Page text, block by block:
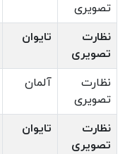
تصویری
نظارت
تصویری
تایوان
نظارت
تصویری
آلمان
نظارت
تصویری
تایوان